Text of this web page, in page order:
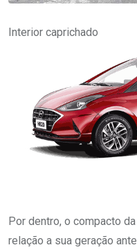
Interior caprichado
Por dentro, o compacto
relação a sua geração